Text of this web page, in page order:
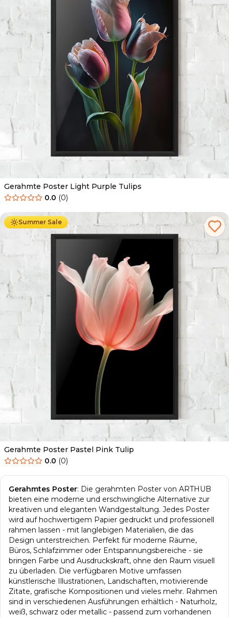
Gerahmte Poster Light Purple Tulips
0.0 (0)
Summer Sale
Ab 49.90 € 29.90
Gerahmte Poster Pastel Pink Tulip
0.0 (0)
Gerahmtes Poster: Die gerahmten Poster von ARTHUB
bieten eine moderne und erschwingliche Alternative zur
kreativen und eleganten Wandgestaltung. Jedes Poster
wird auf hochwertigem Papier gedruckt und professionell
rahmen lassen - mit langlebigen Materialien, die das
Design unterstreichen. Perfekt für moderne Räume,
Büros, Schlafzimmer oder Entspannungsbereiche - sie
bringen Farbe und Ausdruckskraft, ohne den Raum visuell
zu überladen. Die verfügbaren Motive umfassen
künstlerische Illustrationen, Landschaften, motivierende
Zitate, grafische Kompositionen und vieles mehr. Rahmen
sind in verschiedenen Ausführungen erhältlich - Naturholz,
weiß, schwarz oder metallic - passend zum vorhandenen